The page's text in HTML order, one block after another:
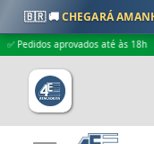
🇧🇷 🚚CHEGARÁ
aprovados até às 18h